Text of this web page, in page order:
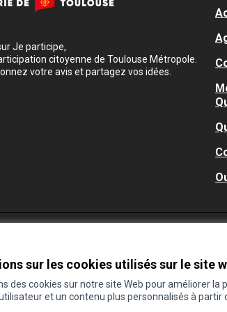
sur les cookies utilisés sur le site
des cookies sur notre site Web pour améliorer
et un contenu plus personnalisés à partir
Je participe,
citoyenne de Toulouse Métropole.
votre avis et partagez vos idées.